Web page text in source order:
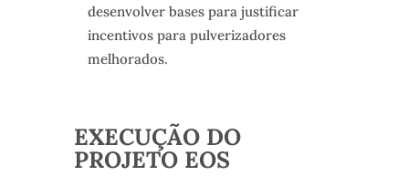
desenvolver bases para justificar
incentivos para pulverizadores
melhorados.
EXECUÇÃO DO
PROJETO EOS